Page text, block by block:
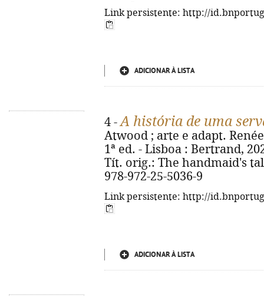
Link persistente: http://
ADICIONAR À LISTA
4 -A história de uma
Atwood ; arte e adapt.
1ª ed. - Lisboa : Bertrand,
Tít. orig.: The handmaid's
978-972-25-5036-9
Link persistente: http://
ADICIONAR À LISTA